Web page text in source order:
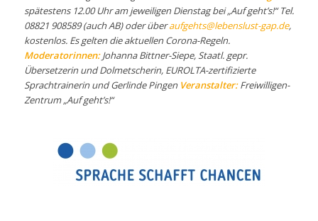
spätestens 12.00 Uhr am jeweiligen Dienstag bei „Auf geht’s!“ Tel.
08821 908589 (auch AB) oder überaufgehts@lebenslust-gap.de,
kostenlos. Es gelten die aktuellen Corona-Regeln.
Moderatorinnen:Johanna Bittner-Siepe, Staatl. gepr.
Übersetzerin und Dolmetscherin, EUROLTA-zertifizierte
Sprachtrainerin und Gerlinde Pingen Veranstalter:Freiwilligen-
Zentrum „Auf geht’s!“